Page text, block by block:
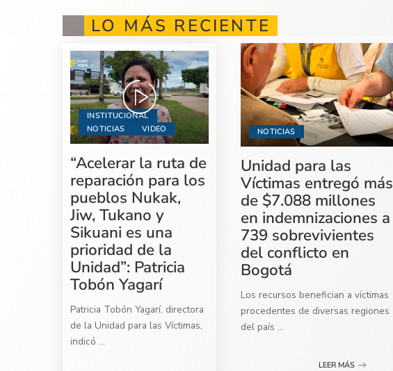
LO MÁS RECIENTE
INSTITUCIONAL
NOTICIAS
VIDEO
“Acelerar la ruta de
reparación para los
pueblos Nukak,
Jiw, Tukano y
Sikuani es una
prioridad de la
Unidad”: Patricia
Tobón Yagarí
Patricia Tobón Yagarí, directora
de la Unidad para las Víctimas,
indicó ...
NOTICIAS
Unidad para las
Víctimas entregó más
de $7.088 millones
en indemnizaciones a
739 sobrevivientes
del conflicto en
Bogotá
Los recursos benefician a víctimas
procedentes de diversas regiones
del país ...
LEER MÁS